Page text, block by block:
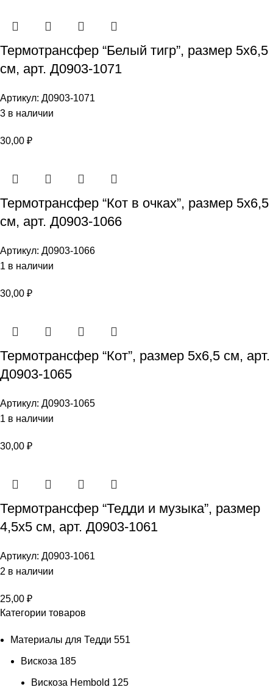
Термотрансфер “Белый тигр”, размер 5х6,5
см, арт. Д0903-1071
Артикул: Д0903-1071
3 в наличии
30,00 ₽
Термотрансфер “Кот в очках”, размер 5х6,5
см, арт. Д0903-1066
Артикул: Д0903-1066
1 в наличии
30,00 ₽
Термотрансфер “Кот”, размер 5х6,5 см, арт.
Д0903-1065
Артикул: Д0903-1065
1 в наличии
30,00 ₽
Термотрансфер “Тедди и музыка”, размер
4,5х5 см, арт. Д0903-1061
Артикул: Д0903-1061
2 в наличии
25,00 ₽
Категории товаров
Материалы для Тедди 551
Вискоза 185
Вискоза Hembold 125